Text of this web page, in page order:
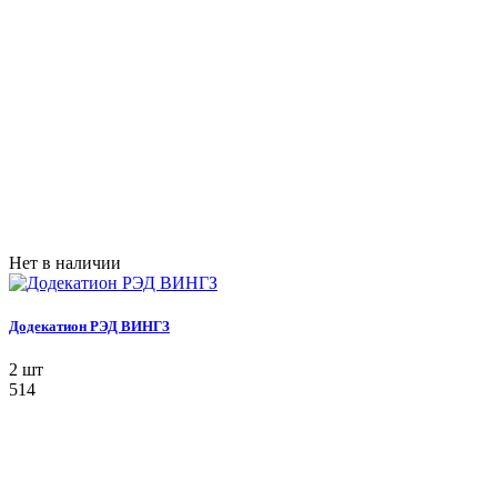
Нет в наличии
Додекатион РЭД ВИНГЗ
2 шт
514